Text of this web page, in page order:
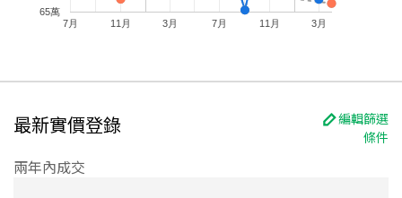
7月 11月 3月 7月 11月 3月
65萬
最新實價登錄
編輯篩選
條件
兩年內成交